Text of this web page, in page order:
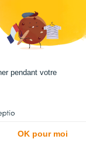
pendant votre
OK pour moi